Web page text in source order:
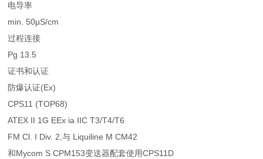
电导率
min. 50μS/cm
过程连接
Pg 13.5
证书和认证
防爆认证(Ex)
CPS11 (TOP68)
ATEX II 1G EEx ia IIC T3/T4/T6
FM Cl. I Div. 2,与 Liquiline M CM42
和Mycom S CPM153变送器配套使用CPS11D